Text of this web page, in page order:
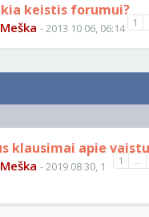
keistis forumui?
1
- 2013 10 06, 06:14
klausimai apie
1 ...
- 2019 08 30, 1